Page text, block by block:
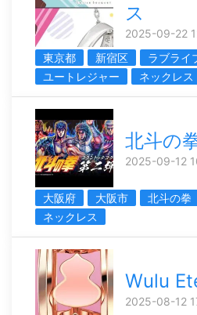
ス
2025-09-22
東京都
新宿区
ラブライ
ユートレジャー
ネックレス
北斗の
2025-09-12
大阪府 大阪市 北斗の拳
ネックレス
Wulu
2025-08-12